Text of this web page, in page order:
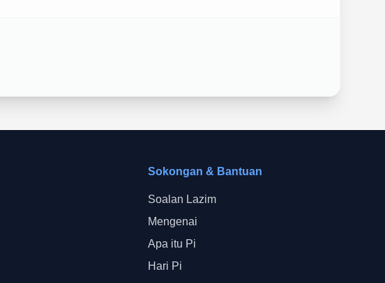
Sokongan & Bantuan
Soalan Lazim
Mengenai
Apa itu Pi
Hari Pi